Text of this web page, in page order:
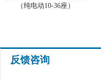
（纯电动10-36座）
反馈咨询